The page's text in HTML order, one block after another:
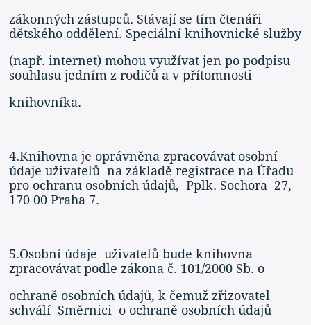
zákonných zástupců. Stávají se tím čtenáři
dětského oddělení. Speciální knihovnické služby
(např. internet) mohou využívat jen po podpisu
souhlasu jedním z rodičů a v přítomnosti
knihovníka.
4.Knihovna je oprávněna zpracovávat osobní
údaje uživatelů na základě registrace na Úřadu
pro ochranu osobních údajů, Pplk. Sochora 27,
170 00 Praha 7.
5.Osobní údaje uživatelů bude knihovna
zpracovávat podle zákona č. 101/2000 Sb. o
ochraně osobních údajů, k čemuž zřizovatel
schválí Směrnici o ochraně osobních údajů